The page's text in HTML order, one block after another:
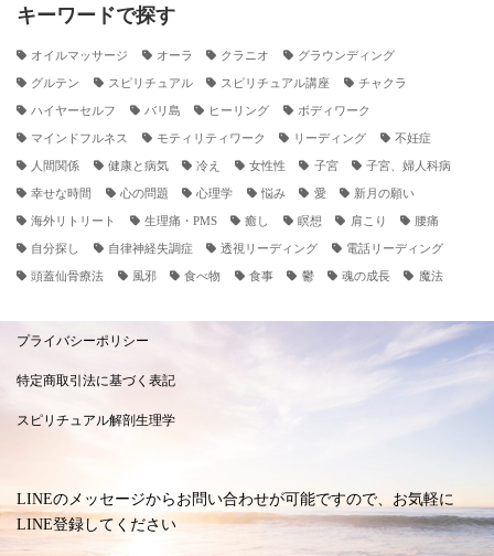
キーワードで探す
オイルマッサージ オーラ クラニオ グラウンディング
グルテン スピリチュアル スピリチュアル講座 チャクラ
ハイヤーセルフ バリ島 ヒーリング ボディワーク
マインドフルネス モティリティワーク リーディング 不妊症
人間関係 健康と病気 冷え 女性性 子宮 子宮、婦人科病
幸せな時間 心の問題 心理学 悩み 愛 新月の願い
海外リトリート 生理痛・PMS 癒し 瞑想 肩こり 腰痛
自分探し 自律神経失調症 透視リーディング 電話リーディング
頭蓋仙骨療法 風邪 食べ物 食事 鬱 魂の成長 魔法
プライバシーポリシー
特定商取引法に基づく表記
スピリチュアル解剖生理学
LINEのメッセージからお問い合わせが可能ですので、お気軽に
LINE登録してください